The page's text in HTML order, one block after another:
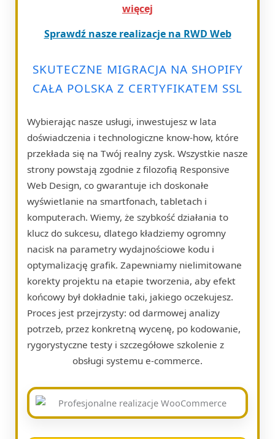
więcej
Sprawdź nasze realizacje na RWD Web
SKUTECZNE MIGRACJA NA SHOPIFY
CAŁA POLSKA Z CERTYFIKATEM SSL
Wybierając nasze usługi, inwestujesz w lata
doświadczenia i technologiczne know-how, które
przekłada się na Twój realny zysk. Wszystkie nasze
strony powstają zgodnie z filozofią Responsive
Web Design, co gwarantuje ich doskonałe
wyświetlanie na smartfonach, tabletach i
komputerach. Wiemy, że szybkość działania to
klucz do sukcesu, dlatego kładziemy ogromny
nacisk na parametry wydajnościowe kodu i
optymalizację grafik. Zapewniamy nielimitowane
korekty projektu na etapie tworzenia, aby efekt
końcowy był dokładnie taki, jakiego oczekujesz.
Proces jest przejrzysty: od darmowej analizy
potrzeb, przez konkretną wycenę, po kodowanie,
rygorystyczne testy i szczegółowe szkolenie z
obsługi systemu e-commerce.